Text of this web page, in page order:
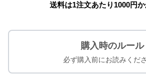
送料は1注文あたり 1000円
購入時のルール
必ず購入前にお読みくださ